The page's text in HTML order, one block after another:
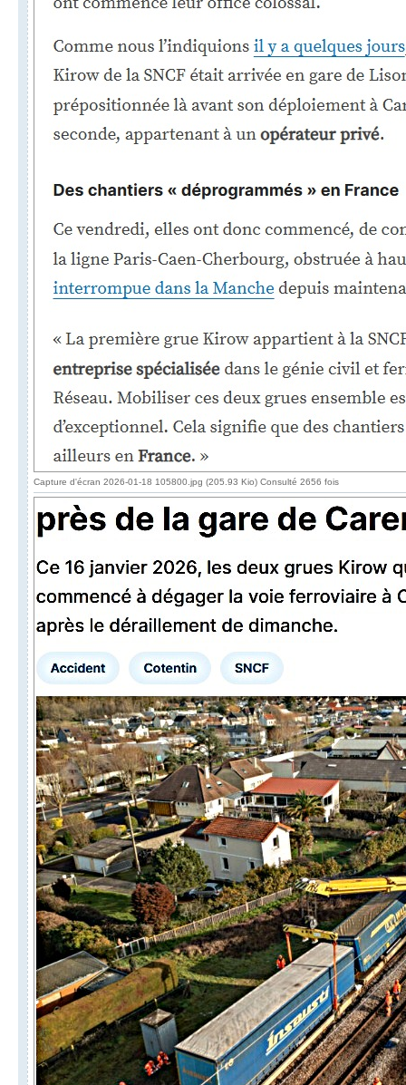
Capture d'écran 2026-01-18 105800.jpg (205.93 Kio) Consulté 2656 fois